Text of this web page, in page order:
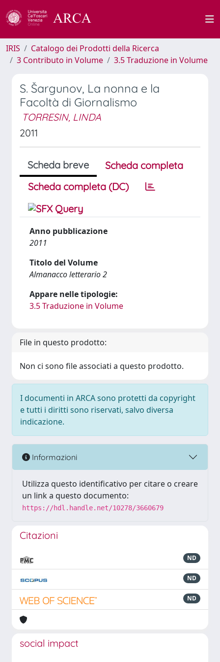
IRIS
Catalogo dei Prodotti della Ricerca
3 Contributo in Volume
3.5 Traduzione in Volume
S. Šargunov, La nonna e la
Facoltà di Giornalismo
TORRESIN, LINDA
2011
Scheda breve
Scheda completa
Scheda completa (DC)
Anno pubblicazione
2011
Titolo del Volume
Almanacco letterario 2
Appare nelle tipologie:
3.5 Traduzione in Volume
File in questo prodotto:
Non ci sono file associati a questo prodotto.
I documenti in ARCA sono protetti da copyright
e tutti i diritti sono riservati, salvo diversa
indicazione.
Informazioni
Utilizza questo identificativo per citare o creare
un link a questo documento:
https://hdl.handle.net/10278/3660679
Citazioni
ND
ND
ND
social impact